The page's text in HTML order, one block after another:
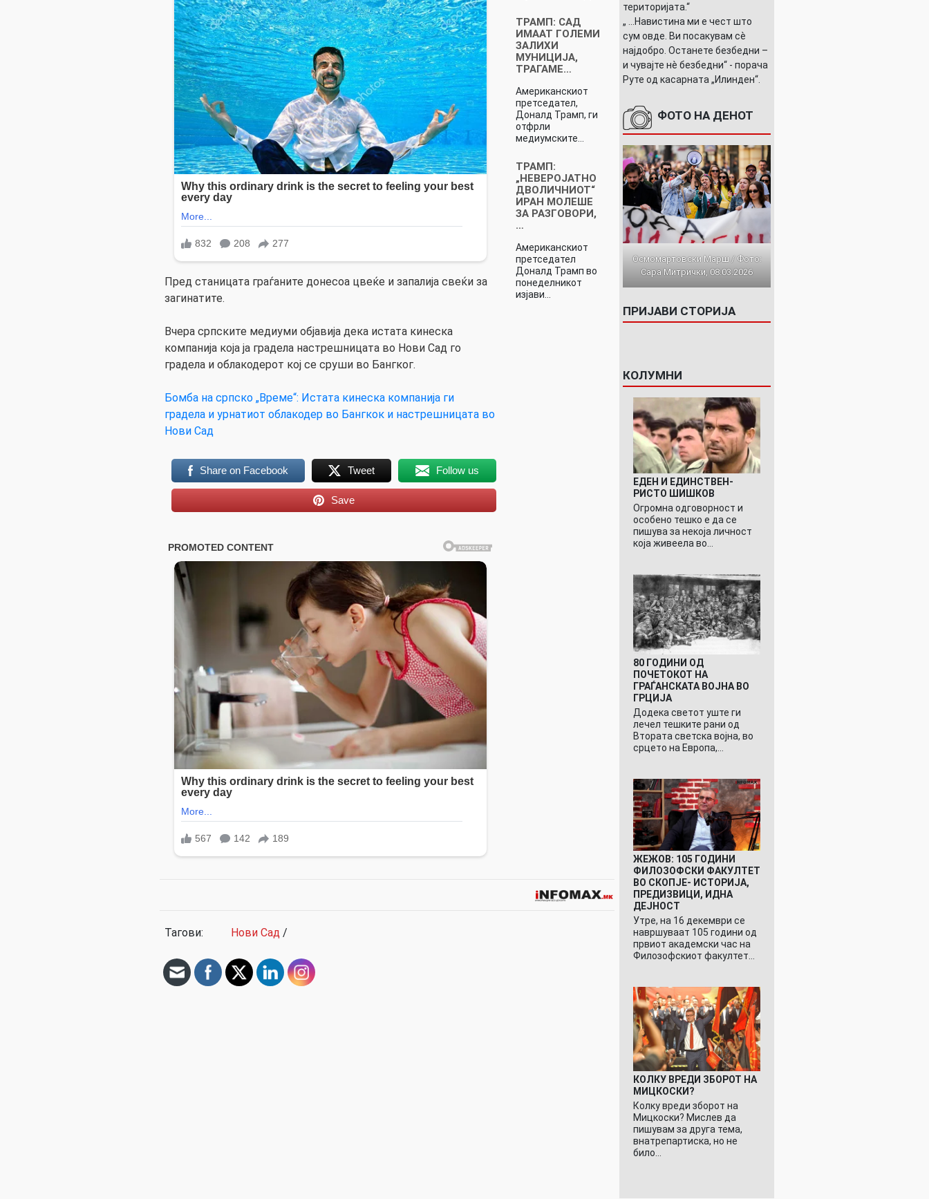
Пред станицата граѓаните донесоа цвеќе и запалија свеќи за
загинатите.
Вчера српските медиуми објавија дека истата кинеска
компанија која ја градела настрешницата во Нови Сад го
градела и облакодерот кој се сруши во Бангког.
Бомба на српско „Време“: Истата кинеска компанија ги
градела и урнатиот облакодер во Бангкок и настрешницата во
Нови Сад
Share on Facebook Tweet Follow us
Save
ТРАМП: САД
ИМААТ ГОЛЕМИ
ЗАЛИХИ
МУНИЦИЈА,
ТРАГАМЕ…
Американскиот
претседател,
Доналд Трамп, ги
отфрли
медиумските…
ТРАМП:
„НЕВЕРОЈАТНО
ДВОЛИЧНИОТ“
ИРАН МОЛЕШЕ
ЗА РАЗГОВОРИ,
…
Американскиот
претседател
Доналд Трамп во
понеделникот
изјави…
Тагови: Нови Сад /
територијата.“
„ ...Навистина ми е чест што
сум овде. Ви посакувам сè
најдобро. Останете безбедни –
и чувајте нè безбедни“ - порача
Руте од касарната „Илинден“.
ФОТО НА ДЕНОТ
Осмомартовски Марш / Фото:
Сара Митрички, 08.03.2026
ПРИЈАВИ СТОРИЈА
КОЛУМНИ
ЕДЕН И ЕДИНСТВЕН-
РИСТО ШИШКОВ
Огромна одговорност и
особено тешко е да се
пишува за некоја личност
која живеела во…
80 ГОДИНИ ОД
ПОЧЕТОКОТ НА
ГРАЃАНСКАТА ВОЈНА ВО
ГРЦИЈА
Додека светот уште ги
лечел тешките рани од
Втората светска војна, во
срцето на Европа,…
ЖЕЖОВ: 105 ГОДИНИ
ФИЛОЗОФСКИ ФАКУЛТЕТ
ВО СКОПЈЕ- ИСТОРИЈА,
ПРЕДИЗВИЦИ, ИДНА
ДЕЈНОСТ
Утре, на 16 декември се
навршуваат 105 години од
првиот академски час на
Филозофскиот факултет…
КОЛКУ ВРЕДИ ЗБОРОТ НА
МИЦКОСКИ?
Колку вреди зборот на
Мицкоски? Мислев да
пишувам за друга тема,
внатрепартиска, но не
било…